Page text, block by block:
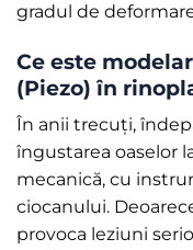
gradul de
Ce este
(Piezo) în
În anii trecuți,
îngustarea oaselor
mecanică, cu
ciocanului.
provoca leziuni